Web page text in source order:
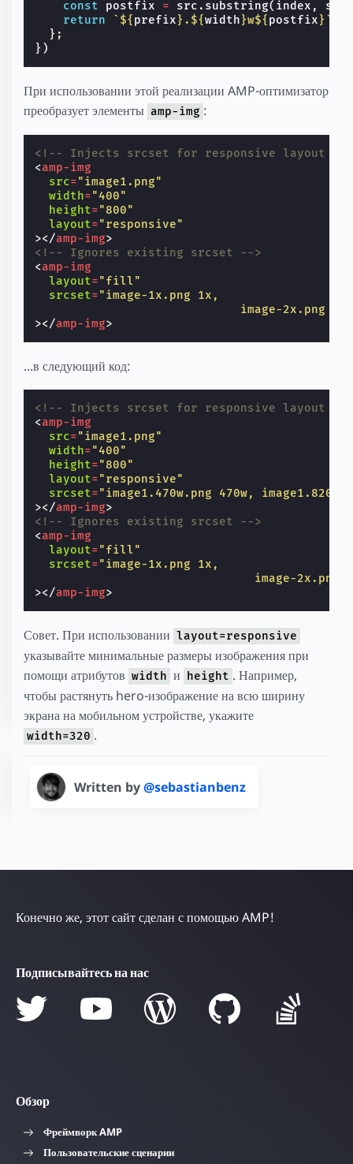
const
postfix = src . substring( index , src
return
` ${prefix} . ${width}w${postfix} `
};
})
При использовании этой реализации AMP-оптимизатор
преобразует элементы amp-img :
<!-- Injects srcset for responsive layout --
<amp-img
src="image1.png"
width="400"
height="800"
layout="responsive"
></amp-img>
<!-- Ignores existing srcset -->
<amp-img
layout="fill"
srcset="image-1x.png 1x,
image-2x.png
></amp-img>
...в следующий код:
<!-- Injects srcset for responsive layout --
<amp-img
src="image1.png"
width="400"
height="800"
layout="responsive"
srcset="image1.470w.png 470w,
></amp-img>
<!-- Ignores existing srcset -->
<amp-img
layout="fill"
srcset="image-1x.png 1x,
image-2x.png
></amp-img>
Совет. При использовании layout=responsive
указывайте минимальные размеры изображения при
помощи атрибутов width и height . Например,
чтобы растянуть hero-изображение на всю ширину
экрана на мобильном устройстве, укажите
width=320 .
Written by@sebastianbenz
Конечно же, этот сайт сделан с помощью AMP!
Подписывайтесь на нас
Обзор
Фреймворк AMP
Пользовательские сценарии